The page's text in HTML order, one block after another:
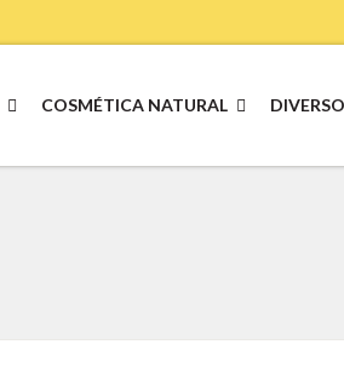
COSMÉTICA NATURAL